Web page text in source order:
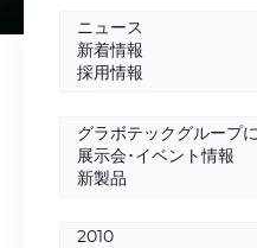
Category
Subject
Year